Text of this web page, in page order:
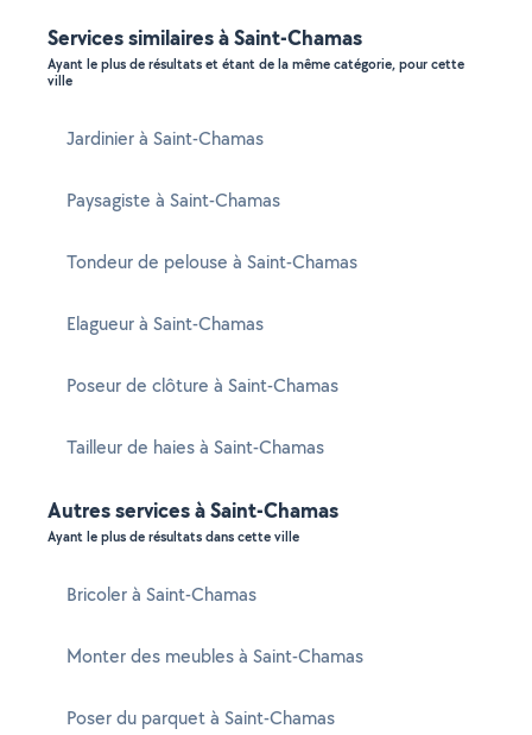
Services similaires à Saint-Chamas
Ayant le plus de résultats et étant de la même catégorie, pour cette
ville
Jardinier à Saint-Chamas
Paysagiste à Saint-Chamas
Tondeur de pelouse à Saint-Chamas
Elagueur à Saint-Chamas
Poseur de clôture à Saint-Chamas
Tailleur de haies à Saint-Chamas
Autres services à Saint-Chamas
Ayant le plus de résultats dans cette ville
Bricoler à Saint-Chamas
Monter des meubles à Saint-Chamas
Poser du parquet à Saint-Chamas